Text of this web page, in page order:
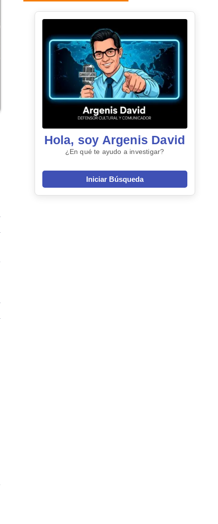
Hola, soy Argenis David
¿En qué te ayudo a investigar?
Iniciar Búsqueda